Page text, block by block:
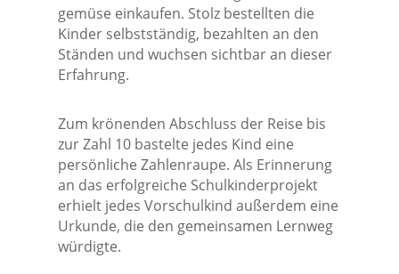
gemüse einkaufen. Stolz bestellten die
Kinder selbstständig, bezahlten an den
Ständen und wuchsen sichtbar an dieser
Erfahrung.
Zum krönenden Abschluss der Reise bis
zur Zahl 10 bastelte jedes Kind eine
persönliche Zahlenraupe. Als Erinnerung
an das erfolgreiche Schulkinderprojekt
erhielt jedes Vorschulkind außerdem eine
Urkunde, die den gemeinsamen Lernweg
würdigte.